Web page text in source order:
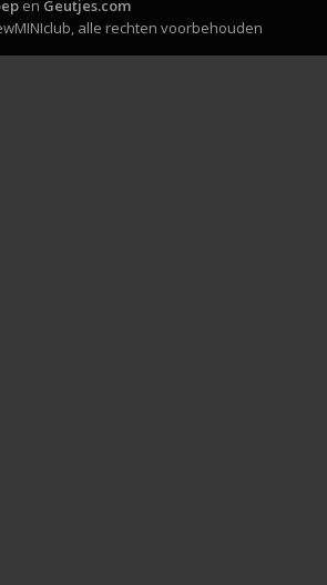
en Geutjes.com
alle rechten voorbehouden